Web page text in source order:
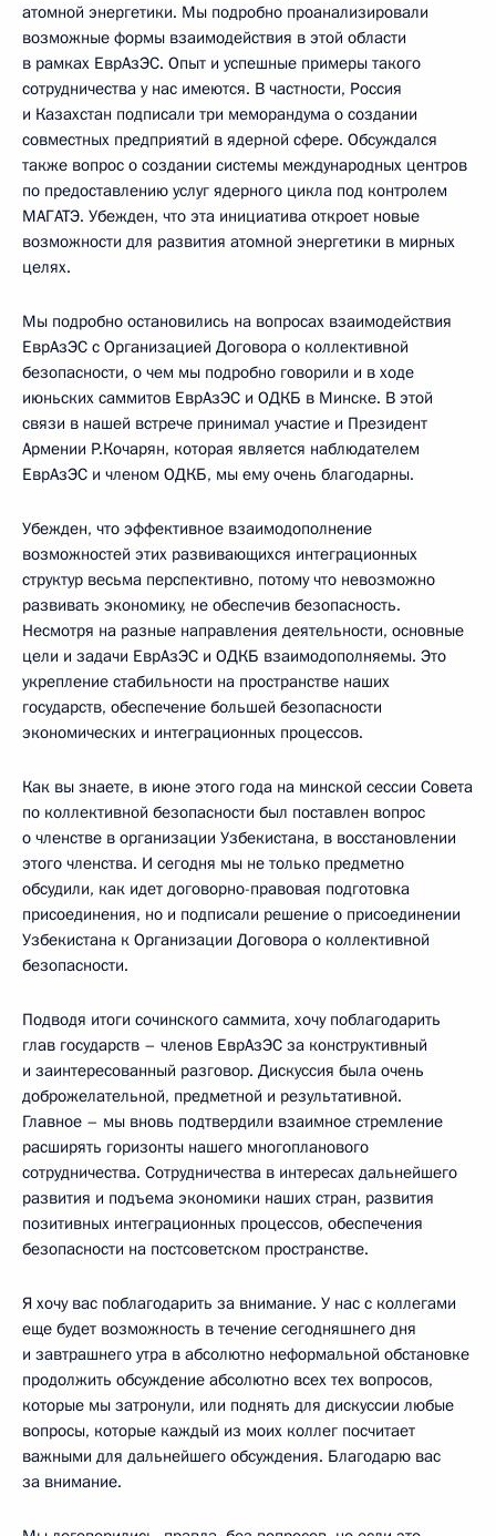
атомной энергетики. Мы подробно проанализировали
возможные формы взаимодействия в этой области
в рамках ЕврАзЭС. Опыт и успешные примеры такого
сотрудничества у нас имеются. В частности, Россия
и Казахстан подписали три меморандума о создании
совместных предприятий в ядерной сфере. Обсуждался
также вопрос о создании системы международных центров
по предоставлению услуг ядерного цикла под контролем
МАГАТЭ. Убежден, что эта инициатива откроет новые
возможности для развития атомной энергетики в мирных
целях.
Мы подробно остановились на вопросах взаимодействия
ЕврАзЭС с Организацией Договора о коллективной
безопасности, о чем мы подробно говорили и в ходе
июньских саммитов ЕврАзЭС и ОДКБ в Минске. В этой
связи в нашей встрече принимал участие и Президент
Армении Р.Кочарян, которая является наблюдателем
ЕврАзЭС и членом ОДКБ, мы ему очень благодарны.
Убежден, что эффективное взаимодополнение
возможностей этих развивающихся интеграционных
структур весьма перспективно, потому что невозможно
развивать экономику, не обеспечив безопасность.
Несмотря на разные направления деятельности, основные
цели и задачи ЕврАзЭС и ОДКБ взаимодополняемы. Это
укрепление стабильности на пространстве наших
государств, обеспечение большей безопасности
экономических и интеграционных процессов.
Как вы знаете, в июне этого года на минской сессии Совета
по коллективной безопасности был поставлен вопрос
о членстве в организации Узбекистана, в восстановлении
этого членства. И сегодня мы не только предметно
обсудили, как идет договорно-правовая подготовка
присоединения, но и подписали решение о присоединении
Узбекистана к Организации Договора о коллективной
безопасности.
Подводя итоги сочинского саммита, хочу поблагодарить
глав государств – членов ЕврАзЭС за конструктивный
и заинтересованный разговор. Дискуссия была очень
доброжелательной, предметной и результативной.
Главное – мы вновь подтвердили взаимное стремление
расширять горизонты нашего многопланового
сотрудничества. Сотрудничества в интересах дальнейшего
развития и подъема экономики наших стран, развития
позитивных интеграционных процессов, обеспечения
безопасности на постсоветском пространстве.
Я хочу вас поблагодарить за внимание. У нас с коллегами
еще будет возможность в течение сегодняшнего дня
и завтрашнего утра в абсолютно неформальной обстановке
продолжить обсуждение абсолютно всех тех вопросов,
которые мы затронули, или поднять для дискуссии любые
вопросы, которые каждый из моих коллег посчитает
важными для дальнейшего обсуждения. Благодарю вас
за внимание.